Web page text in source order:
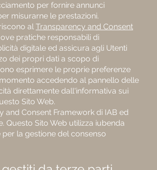
per fornire annunci
misurarne le prestazioni.
alTransparency and Consent
pratiche responsabili di
digitale ed assicura agli Utenti
dei propri dati a scopo di
esprimere le proprie preferenze
accedendo al pannello delle
direttamente dall'informativa sui
Sito Web.
and Consent Framework di IAB ed
Questo Sito Web utilizza iubenda
la gestione del consenso